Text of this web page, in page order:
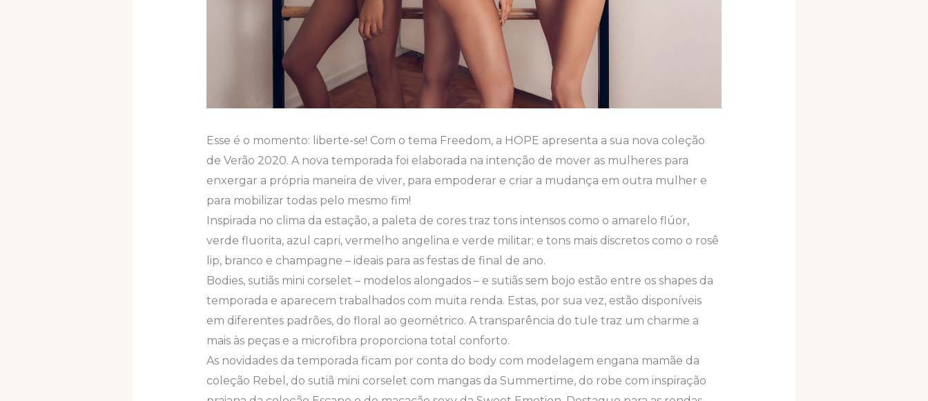
Esse é o momento: liberte-se! Com o tema Freedom, a HOPE apresenta a sua nova coleção
de Verão 2020. A nova temporada foi elaborada na intenção de mover as mulheres para
enxergar a própria maneira de viver, para empoderar e criar a mudança em outra mulher e
para mobilizar todas pelo mesmo fim!
Inspirada no clima da estação, a paleta de cores traz tons intensos como o amarelo flúor,
verde fluorita, azul capri, vermelho angelina e verde militar; e tons mais discretos como o rosê
lip, branco e champagne – ideais para as festas de final de ano.
Bodies, sutiãs mini corselet – modelos alongados – e sutiãs sem bojo estão entre os shapes da
temporada e aparecem trabalhados com muita renda. Estas, por sua vez, estão disponíveis
em diferentes padrões, do floral ao geométrico. A transparência do tule traz um charme a
mais às peças e a microfibra proporciona total conforto.
As novidades da temporada ficam por conta do body com modelagem engana mamãe da
coleção Rebel, do sutiã mini corselet com mangas da Summertime, do robe com inspiração